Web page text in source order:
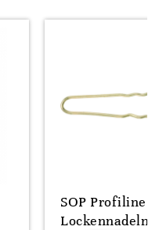
SOP Profiline
Lockennadeln